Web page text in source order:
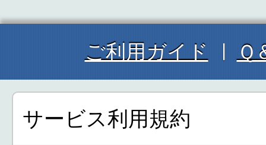
ご利用ガイド Ｑ
サービス利用規約